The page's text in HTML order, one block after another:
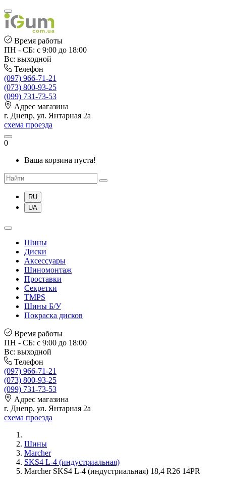
Время работы
ПН - СБ: с 9:00 до 18:00
Вс: выходной
Телефон
(097) 966-71-21
(073) 800-93-25
(099) 731-73-53
Адрес магазина
г. Днепр, ул. Янтарная 2а
схема проезда
0
Ваша корзина пуста!
RU
UA
Шины
Диски
Аксессуары
Шиномонтаж
Проставки
Секретки
TMPS
Шины Б/У
Покраска дисков
Время работы
ПН - СБ: с 9:00 до 18:00
Вс: выходной
Телефон
(097) 966-71-21
(073) 800-93-25
(099) 731-73-53
Адрес магазина
г. Днепр, ул. Янтарная 2а
схема проезда
Шины
Marcher
SKS4 L-4 (индустриальная)
Marcher SKS4 L-4 (индустриальная) 18,4 R26 14PR